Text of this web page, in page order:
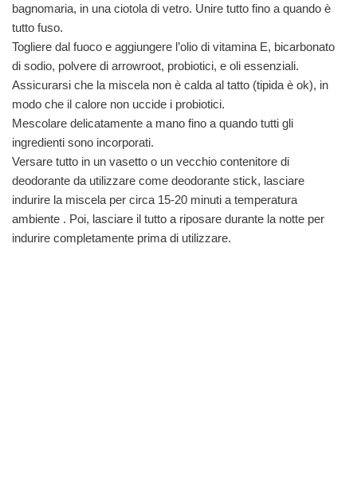
bagnomaria, in una ciotola di vetro. Unire tutto fino a quando è
tutto fuso.
Togliere dal fuoco e aggiungere l’olio di vitamina E, bicarbonato
di sodio, polvere di arrowroot, probiotici, e oli essenziali.
Assicurarsi che la miscela non è calda al tatto (tipida è ok), in
modo che il calore non uccide i probiotici.
Mescolare delicatamente a mano fino a quando tutti gli
ingredienti sono incorporati.
Versare tutto in un vasetto o un vecchio contenitore di
deodorante da utilizzare come deodorante stick, lasciare
indurire la miscela per circa 15-20 minuti a temperatura
ambiente . Poi, lasciare il tutto a riposare durante la notte per
indurire completamente prima di utilizzare.